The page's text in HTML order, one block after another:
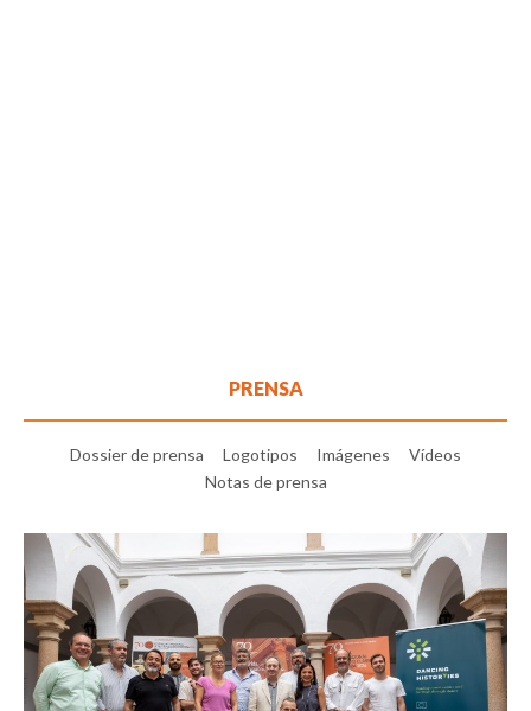
PRENSA
Dossier de prensa Logotipos Imágenes
Vídeos
Notas de prensa